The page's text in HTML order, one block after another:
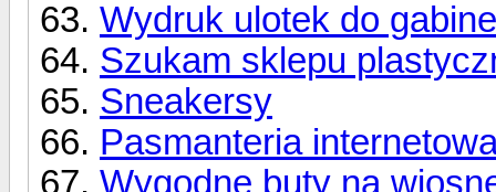
Wydruk ulotek do
Szukam sklepu
Sneakersy
Pasmanteria
Wygodne buty na